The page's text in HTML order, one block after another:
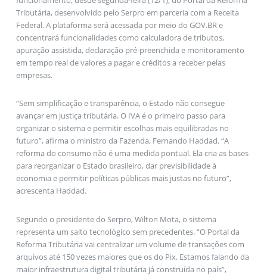
Tributária, desenvolvido pelo Serpro em parceria com a Receita
Federal. A plataforma será acessada por meio do GOV.BR e
concentrará funcionalidades como calculadora de tributos,
apuração assistida, declaração pré-preenchida e monitoramento
em tempo real de valores a pagar e créditos a receber pelas
empresas.
“Sem simplificação e transparência, o Estado não consegue
avançar em justiça tributária. O IVA é o primeiro passo para
organizar o sistema e permitir escolhas mais equilibradas no
futuro”, afirma o ministro da Fazenda, Fernando Haddad. “A
reforma do consumo não é uma medida pontual. Ela cria as bases
para reorganizar o Estado brasileiro, dar previsibilidade à
economia e permitir políticas públicas mais justas no futuro”,
acrescenta Haddad.
Segundo o presidente do Serpro, Wilton Mota, o sistema
representa um salto tecnológico sem precedentes. “O Portal da
Reforma Tributária vai centralizar um volume de transações com
arquivos até 150 vezes maiores que os do Pix. Estamos falando da
maior infraestrutura digital tributária já construída no país”,